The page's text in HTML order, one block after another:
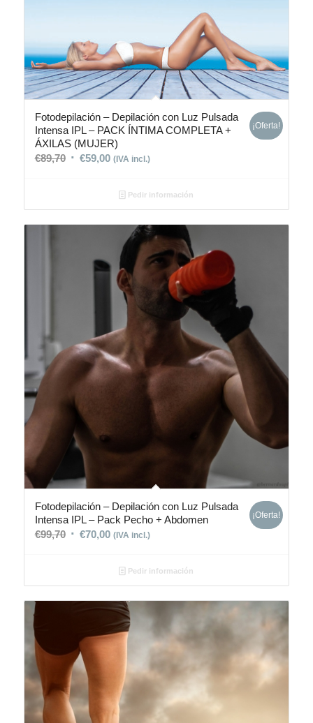
Fotodepilación – Depilación con Luz Pulsada
Intensa IPL – PACK ÍNTIMA COMPLETA +
ÁXILAS (MUJER)
€89,70 €59,00 (IVA incl.)
¡Oferta!
Pedir información
Fotodepilación – Depilación con Luz Pulsada
Intensa IPL – Pack Pecho + Abdomen
€99,70 €70,00 (IVA incl.)
¡Oferta!
Pedir información